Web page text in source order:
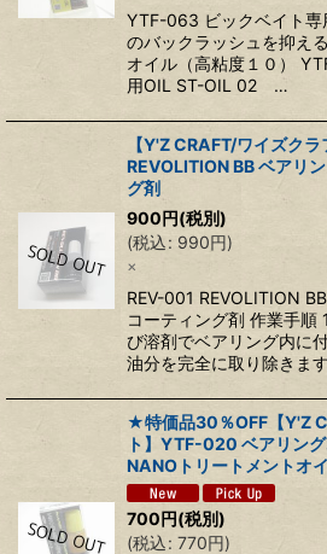
YTF-063 ビックベイト専
のバックラッシュを抑え
オイル（高粘度１０）
用OIL ST-OIL 02 …
【Y'Z CRAFT/ワイズク
REVOLITION BB ベアリ
グ剤
900円(税別)
(税込: 990円)
×
REV-001 REVOLITION
コーティング剤 作業手順
び溶剤でベアリング内に
油分を完全に取り除きま
★特価品30％OFF【Y'Z
ト】YTF-020 ベアリン
NANOトリートメントオ
700円(税別)
(税込: 770円)